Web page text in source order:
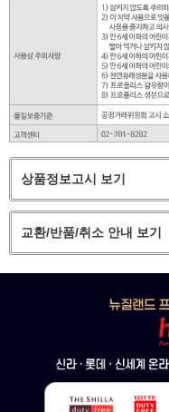
상품정보고시 보기
교환/반품/취소 안내 보기